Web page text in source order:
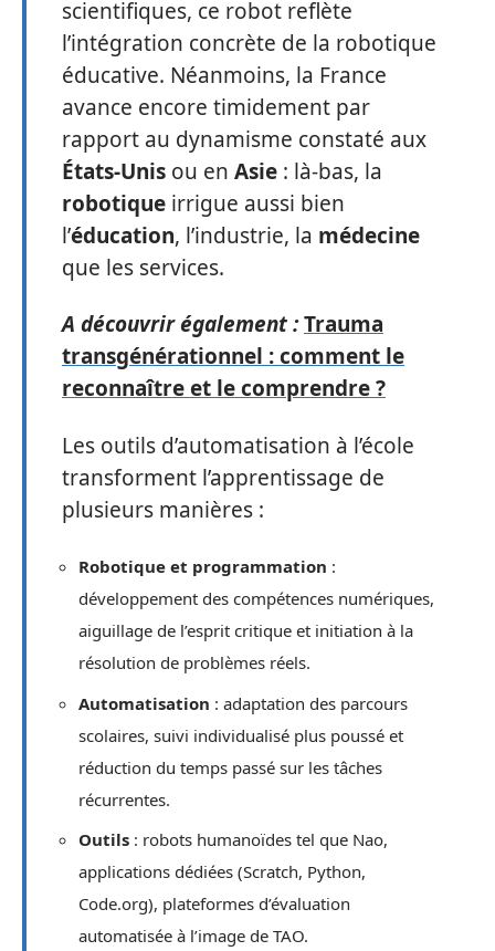
scientifiques, ce robot reflète
l’intégration concrète de la robotique
éducative. Néanmoins, la France
avance encore timidement par
rapport au dynamisme constaté aux
États-Unis ou en Asie : là-bas, la
robotique irrigue aussi bien
l’éducation, l’industrie, la médecine
que les services.
A découvrir également :Trauma
transgénérationnel : comment le
reconnaître et le comprendre ?
Les outils d’automatisation à l’école
transforment l’apprentissage de
plusieurs manières :
Robotique et programmation :
développement des compétences numériques,
aiguillage de l’esprit critique et initiation à la
résolution de problèmes réels.
Automatisation : adaptation des parcours
scolaires, suivi individualisé plus poussé et
réduction du temps passé sur les tâches
récurrentes.
Outils : robots humanoïdes tel que Nao,
applications dédiées (Scratch, Python,
Code.org), plateformes d’évaluation
automatisée à l’image de TAO.